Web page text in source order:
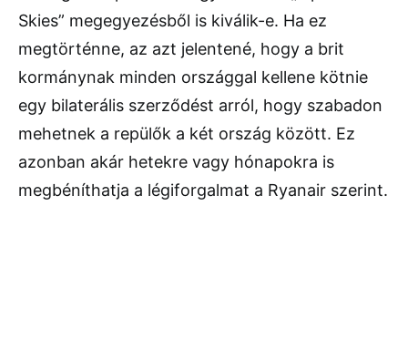
Skies” megegyezésből is kiválik-e. Ha ez
megtörténne, az azt jelentené, hogy a brit
kormánynak minden országgal kellene kötnie
egy bilaterális szerződést arról, hogy szabadon
mehetnek a repülők a két ország között. Ez
azonban akár hetekre vagy hónapokra is
megbéníthatja a légiforgalmat a Ryanair szerint.